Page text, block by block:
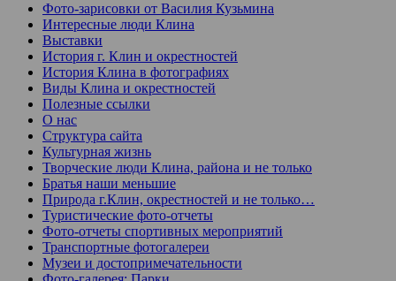
Фото-зарисовки от Василия Кузьмина
Интересные люди Клина
Выставки
История г. Клин и окрестностей
История Клина в фотографиях
Виды Клина и окрестностей
Полезные ссылки
О нас
Структура сайта
Культурная жизнь
Творческие люди Клина, района и не только
Братья наши меньшие
Природа г.Клин, окрестностей и не только…
Туристические фото-отчеты
Фото-отчеты спортивных мероприятий
Транспортные фотогалереи
Музеи и достопримечательности